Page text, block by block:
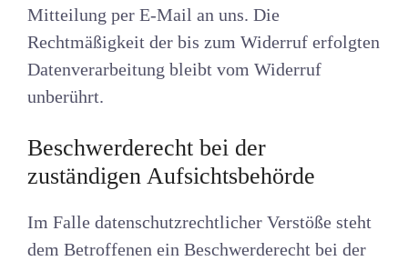
Mitteilung per E-Mail an uns. Die
Rechtmäßigkeit der bis zum Widerruf erfolgten
Datenverarbeitung bleibt vom Widerruf
unberührt.
Beschwerderecht bei der
zuständigen Aufsichtsbehörde
Im Falle datenschutzrechtlicher Verstöße steht
dem Betroffenen ein Beschwerderecht bei der